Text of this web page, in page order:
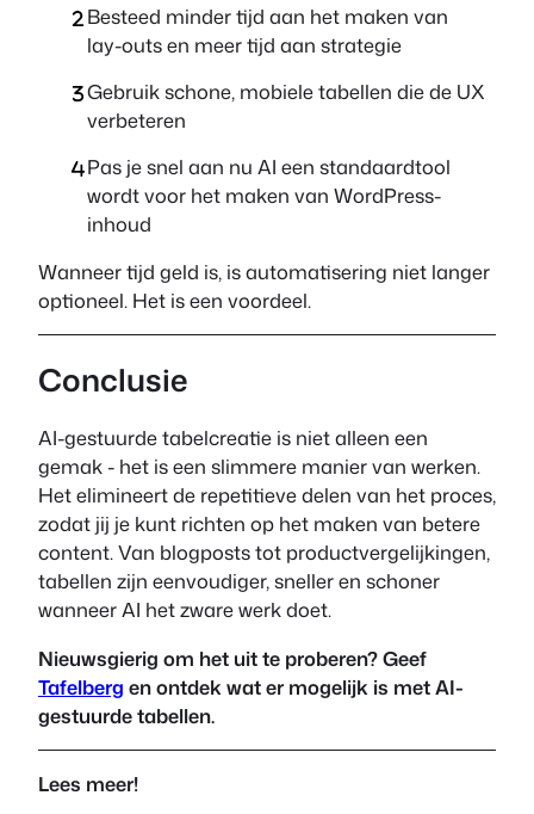
Besteed minder tijd aan het maken van
lay-outs en meer tijd aan strategie
Gebruik schone, mobiele tabellen die de UX
verbeteren
Pas je snel aan nu AI een standaardtool
wordt voor het maken van WordPress-
inhoud
Wanneer tijd geld is, is automatisering niet langer
optioneel. Het is een voordeel.
Conclusie
AI-gestuurde tabelcreatie is niet alleen een
gemak - het is een slimmere manier van werken.
Het elimineert de repetitieve delen van het proces,
zodat jij je kunt richten op het maken van betere
content. Van blogposts tot productvergelijkingen,
tabellen zijn eenvoudiger, sneller en schoner
wanneer AI het zware werk doet.
Nieuwsgierig om het uit te proberen? Geef
Tafelberg en ontdek wat er mogelijk is met AI-
gestuurde tabellen.
Lees meer!